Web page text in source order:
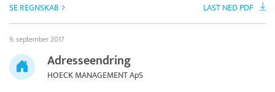
SE REGNSKAB LAST NED PDF
9. september 2017
Adresseendring
HOECK MANAGEMENT ApS